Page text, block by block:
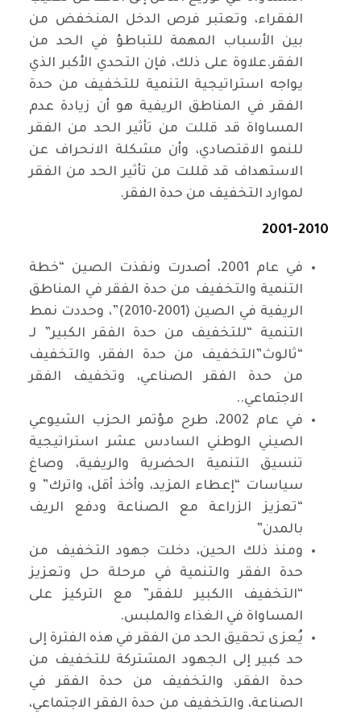
الفقراء، وتعتبر فرص الدخل المنخفض من
بين الأسباب المهمة للتباطؤ في الحد من
الفقر.علاوة على ذلك، فإن التحدي الأكبر الذي
يواجه استراتيجية التنمية للتخفيف من حدة
الفقر في المناطق الريفية هو أن زيادة عدم
المساواة قد قللت من تأثير الحد من الفقر
للنمو الاقتصادي، وأن مشكلة الانحراف عن
الاستهداف قد قللت من تأثير الحد من الفقر
لموارد التخفيف من حدة الفقر.
في عام 2001، أصدرت ونفذت الصين “خطة
التنمية والتخفيف من حدة الفقر في المناطق
الريفية في الصين (2001-2010)”، وحددت نمط
التنمية “للتخفيف من حدة الفقر الكبير” لـ
“ثالوث”التخفيف من حدة الفقر، والتخفيف
من حدة الفقر الصناعي، وتخفيف الفقر
الاجتماعي..
في عام 2002، طرح مؤتمر الحزب الشيوعي
الصيني الوطني السادس عشر استراتيجية
تنسيق التنمية الحضرية والريفية، وصاغ
سياسات “إعطاء المزيد، وأخذ أقل، واترك” و
“تعزيز الزراعة مع الصناعة ودفع الريف
بالمدن”
ومنذ ذلك الحين، دخلت جهود التخفيف من
حدة الفقر والتنمية في مرحلة حل وتعزيز
“التخفيف االكبير للفقر” مع التركيز على
المساواة في الغذاء والملبس.
يُعزى تحقيق الحد من الفقر في هذه الفترة إلى
حد كبير إلى الجهود المشتركة للتخفيف من
حدة الفقر، والتخفيف من حدة الفقر في
الصناعة، والتخفيف من حدة الفقر الاجتماعي،